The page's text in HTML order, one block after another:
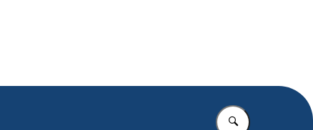
Vul in wat u